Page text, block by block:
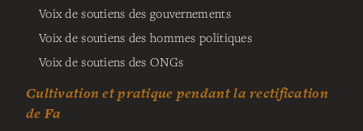
Voix de soutiens des gouvernements
Voix de soutiens des hommes politiques
Voix de soutiens des ONGs
Cultivation et pratique pendant la rectification
de Fa